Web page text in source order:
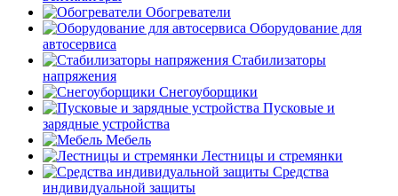
Обогреватели
Оборудование для
автосервиса
Стабилизаторы
напряжения
Снегоуборщики
Пусковые и
зарядные устройства
Мебель
Лестницы и стремянки
Средства
индивидуальной защиты